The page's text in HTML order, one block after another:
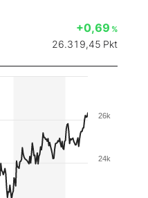
+0,69 %
26.319,45 Pkt
24k
26k